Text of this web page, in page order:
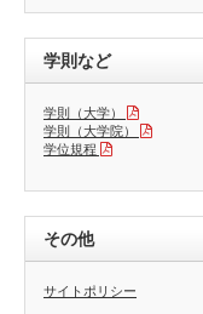
学則など
学則（大学）
学則（大学院）
学位規程
その他
サイトポリシー